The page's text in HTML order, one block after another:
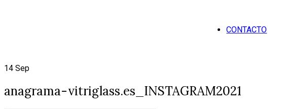
CONTACTO
14 Sep
anagrama-vitriglass.es_INSTAGRAM2021